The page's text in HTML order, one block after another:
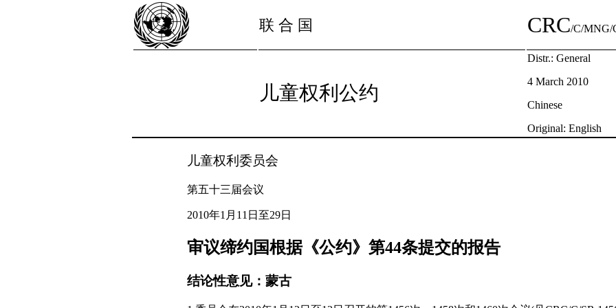
联 合 国 CRC/C/MNG/
儿童权利公约
Distr.: General
4 March 2010
Chinese
Original: English
儿童权利委员会
第五十三届会议
2010年1月11日至29日
审议缔约国根据《公约》第44条提交的报告
结论性意见：蒙古